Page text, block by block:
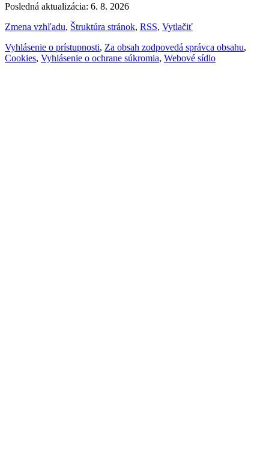
Posledná aktualizácia: 6. 8. 2026
Zmena vzhľadu, Štruktúra stránok, RSS, Vytlačiť
Vyhlásenie o prístupnosti, Za obsah zodpovedá správca obsahu,
Cookies, Vyhlásenie o ochrane súkromia, Webové sídlo